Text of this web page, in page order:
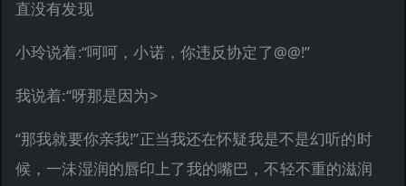
直没有发现
小玲说着:“呵呵，小诺，你违反协定了@@!”
我说着:“呀那是因为>
“那我就要你亲我!”正当我还在怀疑我是不是幻听的时
候，一沬湿润的唇印上了我的嘴巴，不轻不重的滋润